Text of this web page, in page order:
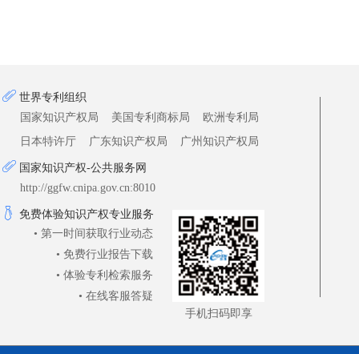
世界专利组织
国家知识产权局
美国专利商标局
欧洲专利局
日本特许厅
广东知识产权局 广州知识产权局
国家知识产权-公共服务网
http://ggfw.cnipa.gov.cn:8010
免费体验知识产权专业服务
• 第一时间获取行业动态
• 免费行业报告下载
• 体验专利检索服务
• 在线客服答疑
手机扫码即享